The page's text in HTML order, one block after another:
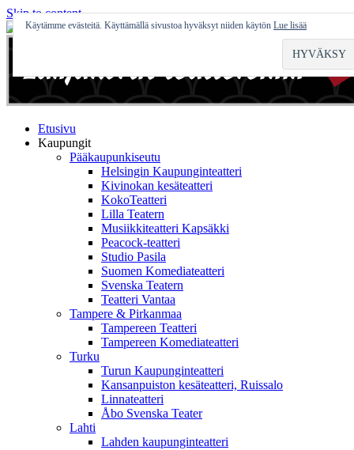
Skip to content
Etusivu
Kaupungit
Pääkaupunkiseutu
Helsingin Kaupunginteatteri
Kivinokan kesäteatteri
KokoTeatteri
Lilla Teatern
Musiikkiteatteri Kapsäkki
Peacock-teatteri
Studio Pasila
Suomen Komediateatteri
Svenska Teatern
Teatteri Vantaa
Tampere & Pirkanmaa
Tampereen Teatteri
Tampereen Komediateatteri
Turku
Turun Kaupunginteatteri
Kansanpuiston kesäteatteri, Ruissalo
Linnateatteri
Åbo Svenska Teater
Lahti
Lahden kaupunginteatteri
Käytämme evästeitä. Käyttämällä sivustoa hyväksyt niiden käytön Lue lisää